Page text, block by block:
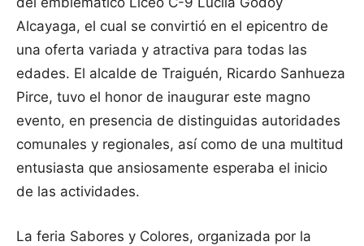
Alcayaga, el cual se convirtió en el epicentro de
una oferta variada y atractiva para todas las
edades. El alcalde de Traiguén, Ricardo Sanhueza
Pirce, tuvo el honor de inaugurar este magno
evento, en presencia de distinguidas autoridades
comunales y regionales, así como de una multitud
entusiasta que ansiosamente esperaba el inicio
de las actividades.
La feria Sabores y Colores, organizada por la